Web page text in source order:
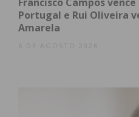
Portugal e Rui Oliveira
Amarela
6 DE AGOSTO 2026